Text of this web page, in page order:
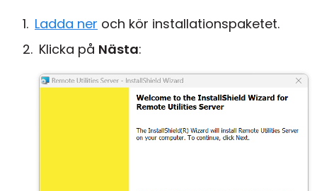
Ladda ner och kör installationspaketet.
Klicka på Nästa: